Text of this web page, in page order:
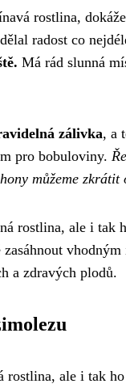
rostlina,
radost co
Má rád slunná
zálivka, a
pro bobuloviny.
můžeme
rostlina, ale i tak
a zdravých plodů.
rostlina, ale i tak